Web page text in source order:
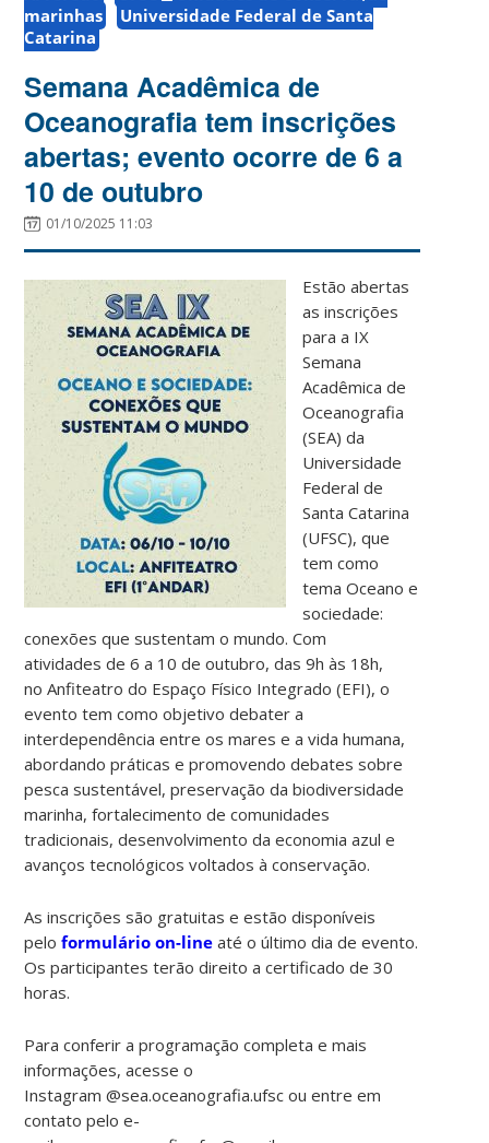
marinhas
Universidade Federal de Santa
Catarina
Semana Acadêmica de
Oceanografia tem inscrições
abertas; evento ocorre de 6 a
10 de outubro
01/10/2025 11:03
Estão abertas
as inscrições
para a IX
Semana
Acadêmica de
Oceanografia
(SEA) da
Universidade
Federal de
Santa Catarina
(UFSC), que
tem como
tema Oceano e
sociedade:
conexões que sustentam o mundo. Com
atividades de 6 a 10 de outubro, das 9h às 18h,
no Anfiteatro do Espaço Físico Integrado (EFI), o
evento tem como objetivo debater a
interdependência entre os mares e a vida humana,
abordando práticas e promovendo debates sobre
pesca sustentável, preservação da biodiversidade
marinha, fortalecimento de comunidades
tradicionais, desenvolvimento da economia azul e
avanços tecnológicos voltados à conservação.
As inscrições são gratuitas e estão disponíveis
peloformulário on-line até o último dia de evento.
Os participantes terão direito a certificado de 30
horas.
Para conferir a programação completa e mais
informações, acesse o
Instagram @sea.oceanografia.ufsc ou entre em
contato pelo e-